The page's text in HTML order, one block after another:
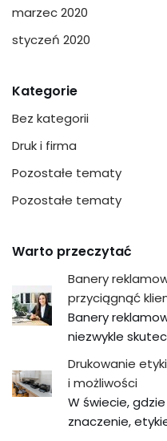
marzec 2020
styczeń 2020
Kategorie
Bez kategorii
Druk i firma
Pozostałe tematy
Pozostałe tematy
Warto przeczytać
Banery
przyciągnąć
Banery
niezwykle
Drukowanie
i możliwości
W świecie,
znaczenie,